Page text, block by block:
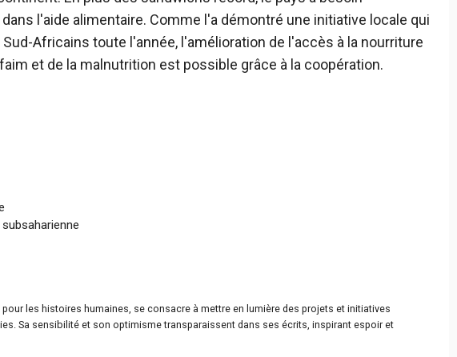
l'aide alimentaire. Comme l'a démontré une initiative locale qui
Africains toute l'année, l'amélioration de l'accès à la nourriture
et de la malnutrition est possible grâce à la coopération.
les histoires humaines, se consacre à mettre en lumière des projets et initiatives
Sa sensibilité et son optimisme transparaissent dans ses écrits, inspirant espoir et